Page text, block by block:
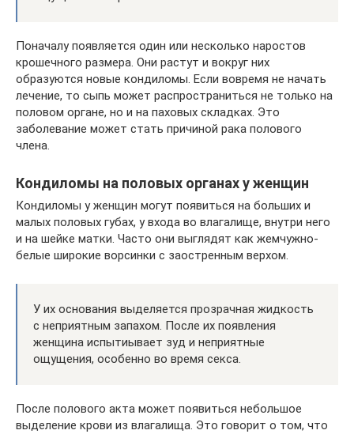
Поначалу появляется один или несколько наростов
крошечного размера. Они растут и вокруг них
образуются новые кондиломы. Если вовремя не начать
лечение, то сыпь может распространиться не только на
половом органе, но и на паховых складках. Это
заболевание может стать причиной рака полового
члена.
Кондиломы на половых органах у женщин
Кондиломы у женщин могут появиться на больших и
малых половых губах, у входа во влагалище, внутри него
и на шейке матки. Часто они выглядят как жемчужно-
белые широкие ворсинки с заостренным верхом.
У их основания выделяется прозрачная жидкость
с неприятным запахом. После их появления
женщина испытиывает зуд и неприятные
ощущения, особенно во время секса.
После полового акта может появиться небольшое
выделение крови из влагалища. Это говорит о том, что